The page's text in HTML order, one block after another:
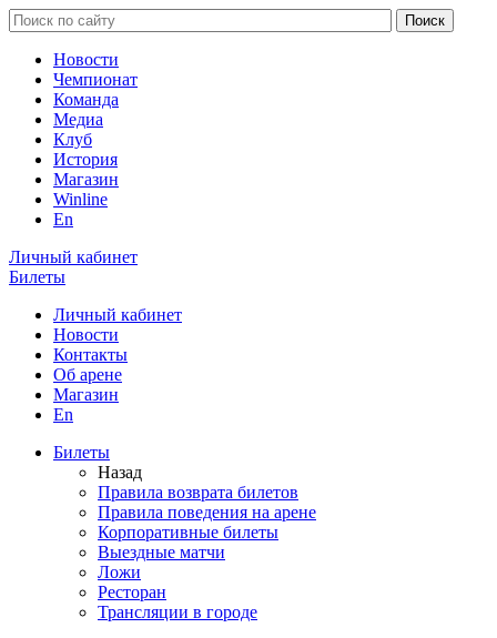
Новости
Чемпионат
Команда
Медиа
Клуб
История
Магазин
Winline
En
Личный кабинет
Билеты
Личный кабинет
Новости
Контакты
Об арене
Магазин
En
Билеты
Назад
Правила возврата билетов
Правила поведения на арене
Корпоративные билеты
Выездные матчи
Ложи
Ресторан
Трансляции в городе